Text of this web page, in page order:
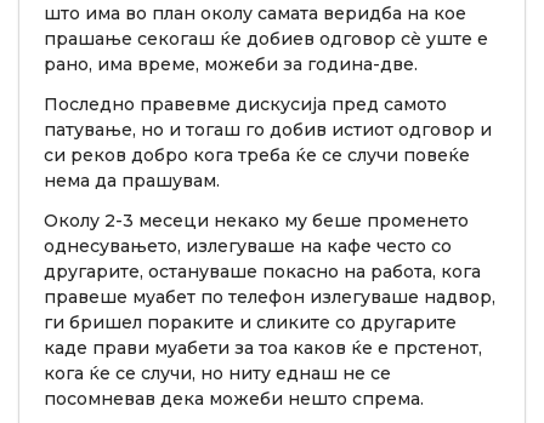
што има во план околу самата веридба на кое
прашање секогаш ќе добиев одговор сè уште е
рано, има време, можеби за година-две.
Последно правевме дискусија пред самото
патување, но и тогаш го добив истиот одговор и
си реков добро кога треба ќе се случи повеќе
нема да прашувам.
Околу 2-3 месеци некако му беше променето
однесувањето, излегуваше на кафе често со
другарите, остануваше покасно на работа, кога
правеше муабет по телефон излегуваше надвор,
ги бришел пораките и сликите со другарите
каде прави муабети за тоа каков ќе е прстенот,
кога ќе се случи, но ниту еднаш не се
посомневав дека можеби нешто спрема.